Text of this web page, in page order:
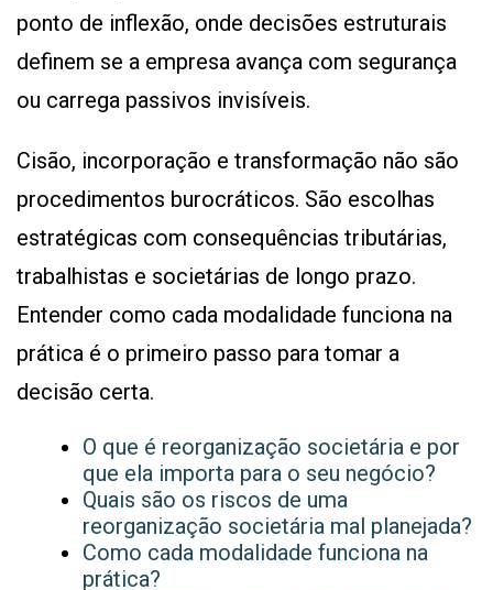
ponto de inflexão, onde decisões estruturais
definem se a empresa avança com segurança
ou carrega passivos invisíveis.
Cisão, incorporação e transformação não são
procedimentos burocráticos. São escolhas
estratégicas com consequências tributárias,
trabalhistas e societárias de longo prazo.
Entender como cada modalidade funciona na
prática é o primeiro passo para tomar a
decisão certa.
O que é reorganização societária e por
que ela importa para o seu negócio?
Quais são os riscos de uma
reorganização societária mal planejada?
Como cada modalidade funciona na
prática?